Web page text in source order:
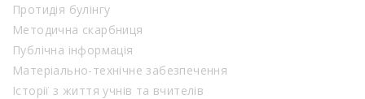
Протидія булінгу
Методична скарбниця
Публічна інформація
Матеріально-технічне забезпечення
Історії з життя учнів та вчителів